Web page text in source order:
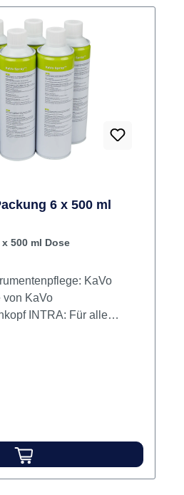
6 x 500 ml
500 ml Dose
KaVo
KaVo
INTRA: Für alle
Köpfe, Luftmotoren und
bei Instrumenten und
SONICflex und INTRAflex
COMFORTdrive: Für